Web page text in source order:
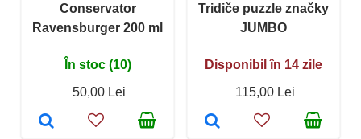
Conservator
Ravensburger 200 ml
În stoc (10)
50,00 Lei
Tridiče puzzle značky
JUMBO
Disponibil în 14 zile
115,00 Lei